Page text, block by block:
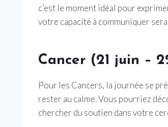
c’est le moment idéal pour
votre capacité à communiquer
Cancer (21 juin –
Pour les Cancers, la journée se
rester au calme. Vous pourriez
chercher du soutien dans votre